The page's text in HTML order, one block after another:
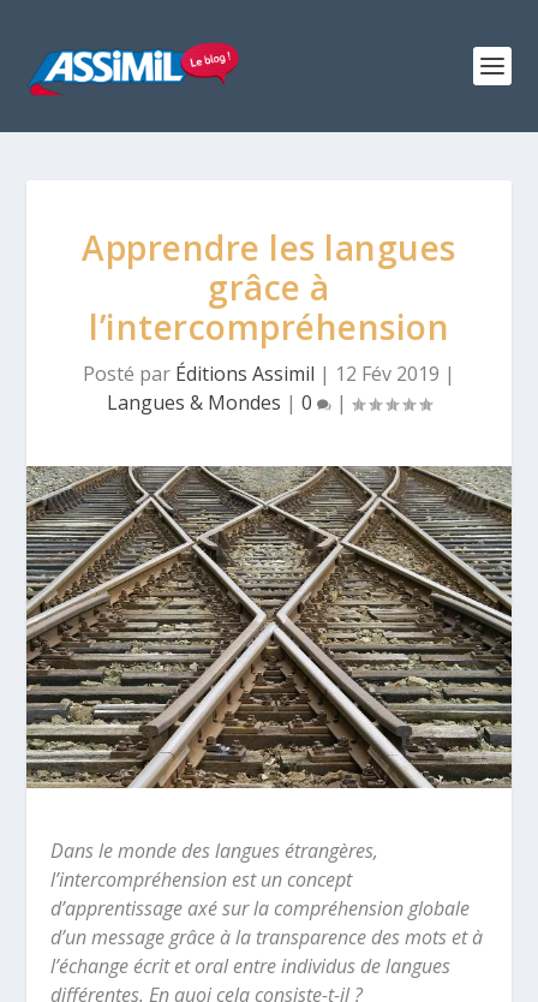
Apprendre les langues
grâce à
l’intercompréhension
Posté par Éditions Assimil | 12 Fév 2019 |
Langues & Mondes | 0 |
Dans le monde des langues étrangères,
l’intercompréhension est un concept
d’apprentissage axé sur la compréhension globale
d’un message grâce à la transparence des mots et à
l’échange écrit et oral entre individus de langues
différentes. En quoi cela consiste-t-il ?